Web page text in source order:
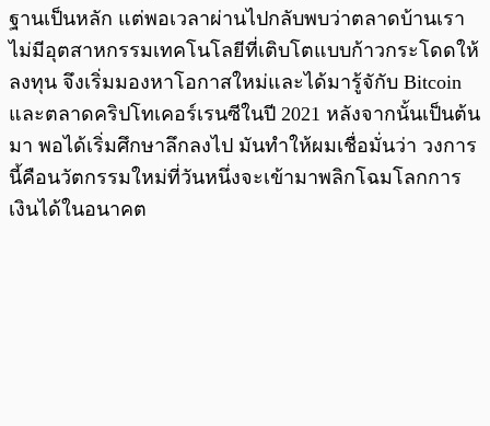
ฐานเป็นหลัก แต่พอเวลาผ่านไปกลับพบว่าตลาดบ้านเรา
ไม่มีอุตสาหกรรมเทคโนโลยีที่เติบโตแบบก้าวกระโดดให้
ลงทุน จึงเริ่มมองหาโอกาสใหม่และได้มารู้จักับ Bitcoin
และตลาดคริปโทเคอร์เรนซีในปี 2021 หลังจากนั้นเป็นต้น
มา พอได้เริ่มศึกษาลึกลงไป มันทำให้ผมเชื่อมั่นว่า วงการ
นี้คือนวัตกรรมใหม่ที่วันหนึ่งจะเข้ามาพลิกโฉมโลกการ
เงินได้ในอนาคต